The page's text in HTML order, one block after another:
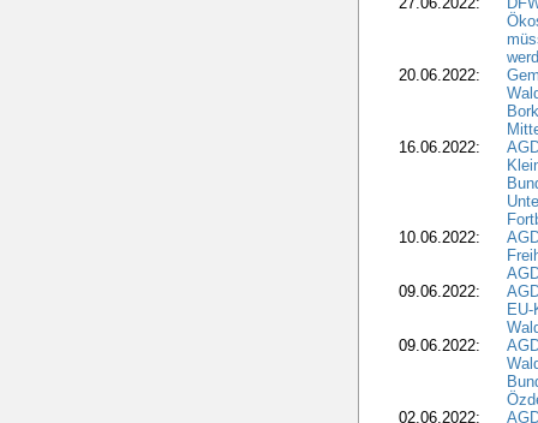
20.06.2022:
16.06.2022:
10.06.2022:
09.06.2022:
09.06.2022:
02.06.2022: